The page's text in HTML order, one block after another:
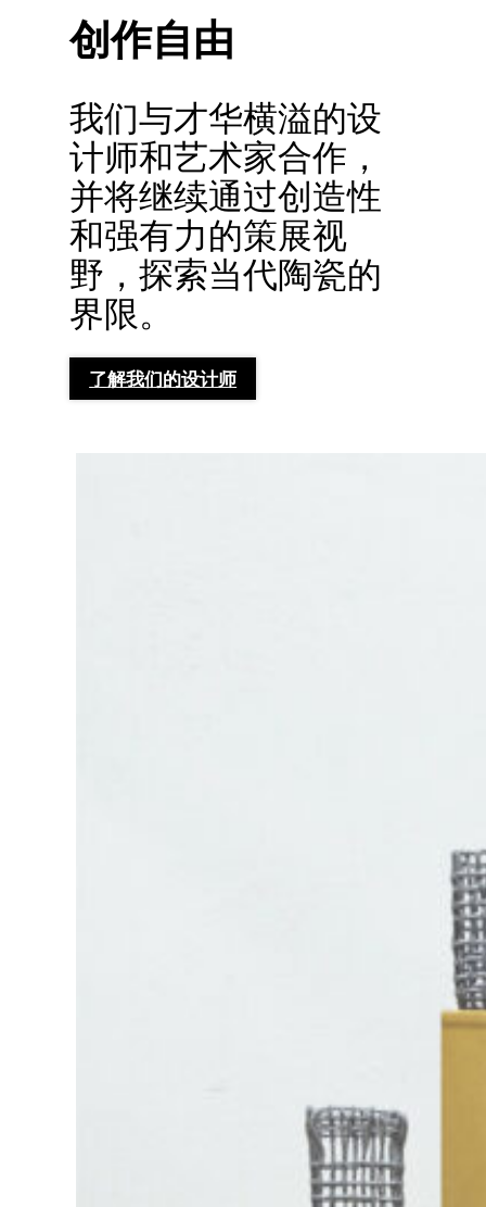
创作自由
我们与才华横溢的设
计师和艺术家合作，
并将继续通过创造性
和强有力的策展视
野，探索当代陶瓷的
界限。
了解我们的设计师